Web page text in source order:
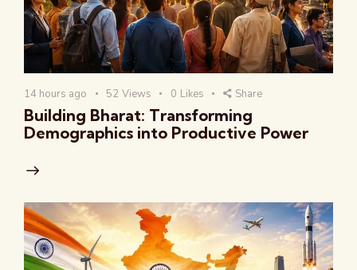
14 hours ago 52 Views 0 Likes Share
Building Bharat: Transforming
Demographics into Productive Power